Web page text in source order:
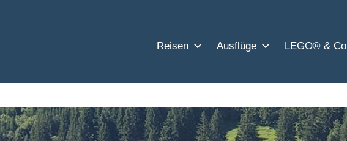
Reisen Ausflüge LEGO® & Co